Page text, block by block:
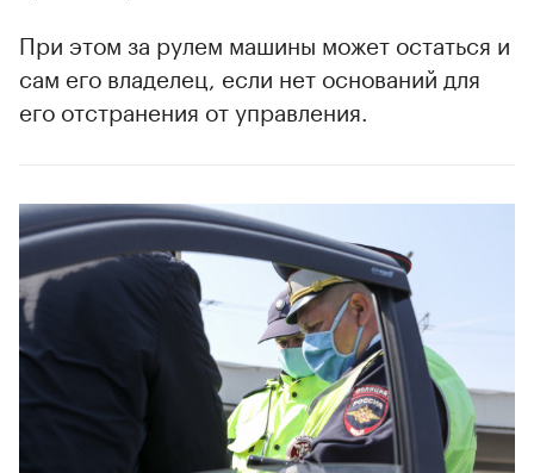
При этом за рулем машины может остаться и
сам его владелец, если нет оснований для
его отстранения от управления.